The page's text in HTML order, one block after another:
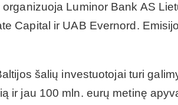
Luminor Bank AS
Capital ir UAB Evernord.
šalių investuotojai turi
ir jau 100 mln. eurų metinę